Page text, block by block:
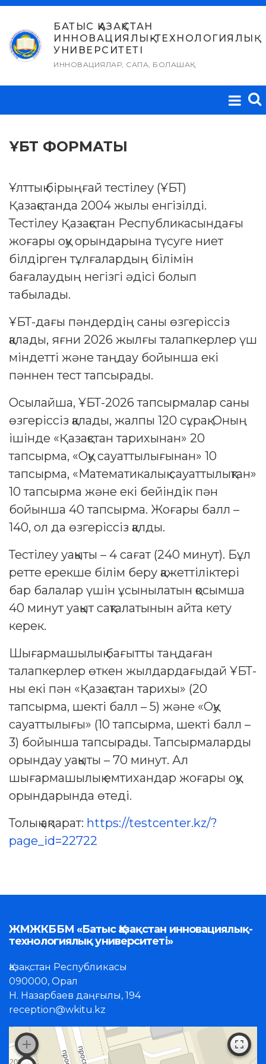
Skip
content
БАТЫС ҚАЗАҚСТАН
ИННОВАЦИЯЛЫҚ-ТЕХНОЛОГИЯЛЫҚ
УНИВЕРСИТЕТІ
ИННОВАЦИЯЛАР, САПА, БОЛАШАҚ
ҰБТ ФОРМАТЫ
Ұлттық бірыңғай тестілеу (ҰБТ)
Қазақстанда 2004 жылы енгізілді.
Тестілеу Қазақстан Республикасындағы
жоғары оқу орындарына түсуге ниет
білдірген тұлғалардың білімін
бағалаудың негізгі әдісі болып
табылады.
ҰБТ-дағы пәндердің саны өзгеріссіз
қалады, яғни 2026 жылғы талапкерлер үш
міндетті және таңдау бойынша екі
пәннен тест тапсырады.
Осылайша, ҰБТ-2026 тапсырмалар саны
өзгеріссіз қалады, жалпы 120 сұрақ. Оның
ішінде «Қазақстан тарихынан» 20
тапсырма, «Оқу сауаттылығынан» 10
тапсырма, «Математикалық сауаттылықтан»
10 тапсырма және екі бейіндік пән
бойынша 40 тапсырма. Жоғары балл –
140, ол да өзгеріссіз қалды.
Тестілеу уақыты – 4 сағат (240 минут). Бұл
ретте ерекше білім беру қажеттіліктері
бар балалар үшін ұсынылатын қосымша
40 минут уақыт сақталатынын айта кету
керек.
Шығармашылық бағытты таңдаған
талапкерлер өткен жылдардағыдай ҰБТ-
ны екі пән «Қазақстан тарихы» (20
тапсырма, шекті балл – 5) және «Оқу
сауаттылығы» (10 тапсырма, шекті балл –
3) бойынша тапсырады. Тапсырмаларды
орындау уақыты – 70 минут. Ал
шығармашылық емтихандар жоғары оқу
орындарында өтеді.
Толық ақпарат: https://testcenter.kz/?
page_id=22722
ЖМЖКББМ «Батыс Қазақстан инновациялық-
технологиялық университеті»
Қазақстан Республикасы
090000, Орал
Н. Назарбаев даңғылы, 194
reception@wkitu.kz